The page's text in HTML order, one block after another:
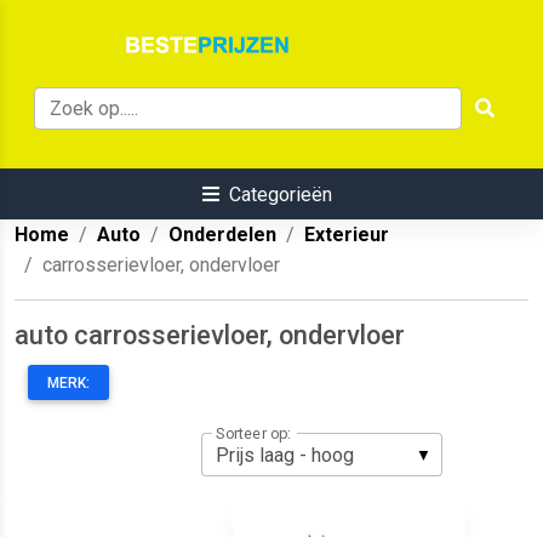
Categorieën
Home
Auto Onderdelen
Exterieur
carrosserievloer, ondervloer
auto carrosserievloer, ondervloer
MERK:
Sorteer op: